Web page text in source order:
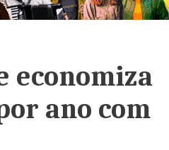
economiza
ano com